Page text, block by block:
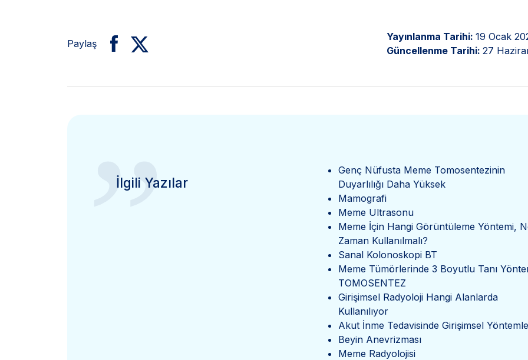
Paylaş
Yayınlanma Tarihi: 19 Ocak
Güncellenme Tarihi: 27
”
İlgili Yazılar
Genç Nüfusta Meme Tomosentezinin
Duyarlılığı Daha Yüksek
Mamografi
Meme Ultrasonu
Meme İçin Hangi Görüntüleme Yöntemi,
Zaman Kullanılmalı?
Sanal Kolonoskopi BT
Meme Tümörlerinde 3 Boyutlu Tanı
TOMOSENTEZ
Girişimsel Radyoloji Hangi Alanlarda
Kullanılıyor
Akut İnme Tedavisinde Girişimsel
Beyin Anevrizması
Meme Radyolojisi